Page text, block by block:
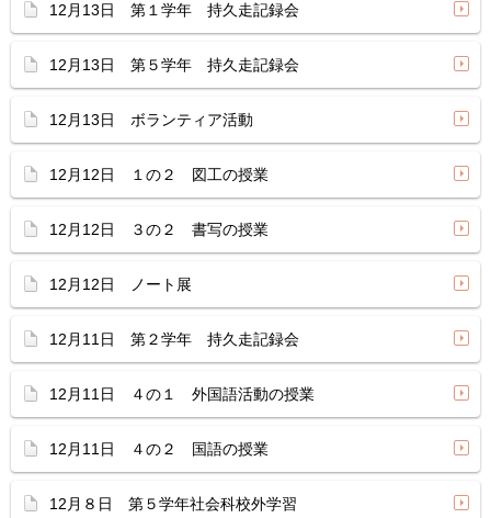
12月13日 第１学年 持久走記録会
12月13日 第５学年 持久走記録会
12月13日 ボランティア活動
12月12日 １の２ 図工の授業
12月12日 ３の２ 書写の授業
12月12日 ノート展
12月11日 第２学年 持久走記録会
12月11日 ４の１ 外国語活動の授業
12月11日 ４の２ 国語の授業
12月８日 第５学年社会科校外学習